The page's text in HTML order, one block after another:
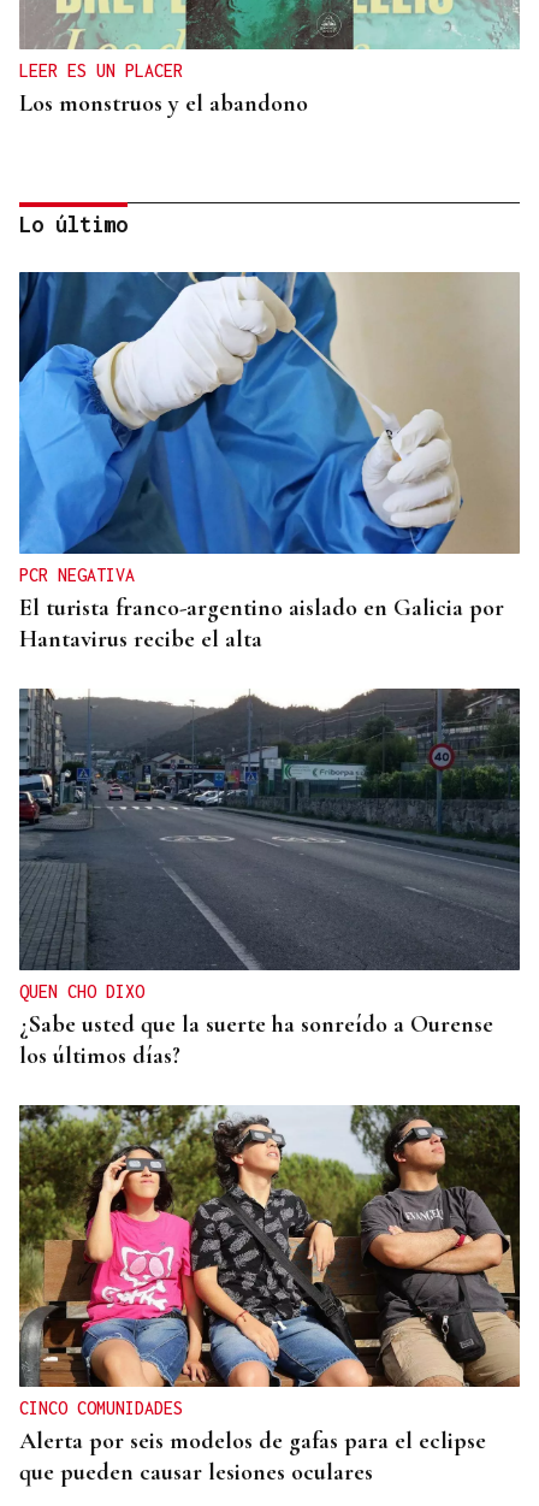
LEER ES UN PLACER
Los monstruos y el abandono
OBITUARIO
Muere a los 50 años el DJ francés Kavinsky, autor
del icónico tema "Nightcall"
Lo último
PCR NEGATIVA
El turista franco-argentino aislado en Galicia por
Hantavirus recibe el alta
QUEN CHO DIXO
¿Sabe usted que la suerte ha sonreído a Ourense
los últimos días?
CINCO COMUNIDADES
Alerta por seis modelos de gafas para el eclipse
que pueden causar lesiones oculares